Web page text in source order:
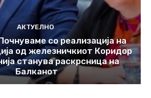
АКТУЕЛНО
со реализација на
од железничкиот Коридор
станува раскрсница на
Балканот